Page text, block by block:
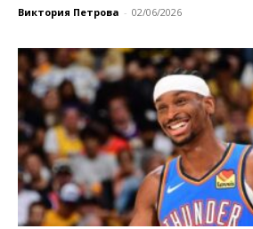
Виктория Петрова - 02/06/2026